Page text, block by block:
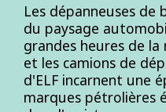
Les dépanneuses
du paysage
grandes heures de
et les camions de
d'ELF incarnent une
marques pétrolières